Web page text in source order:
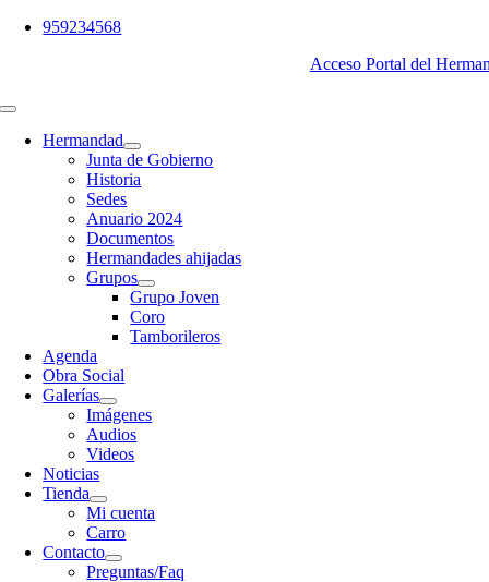
Saltar959234568
Acceso Portal del
Toggle
NavigationHermandad
Junta de Gobierno
Historia
Sedes
Anuario 2024
Documentos
Hermandades ahijadas
Grupos
Grupo Joven
Coro
Tamborileros
Agenda
Obra Social
Galerías
Imágenes
Audios
Videos
Noticias
Tienda
Mi cuenta
Carro
Contacto
Preguntas/Faq